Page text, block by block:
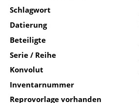
Schlagwort
Datierung
Beteiligte
Serie / Reihe
Konvolut
Inventarnummer
Reprovorlage vorhanden